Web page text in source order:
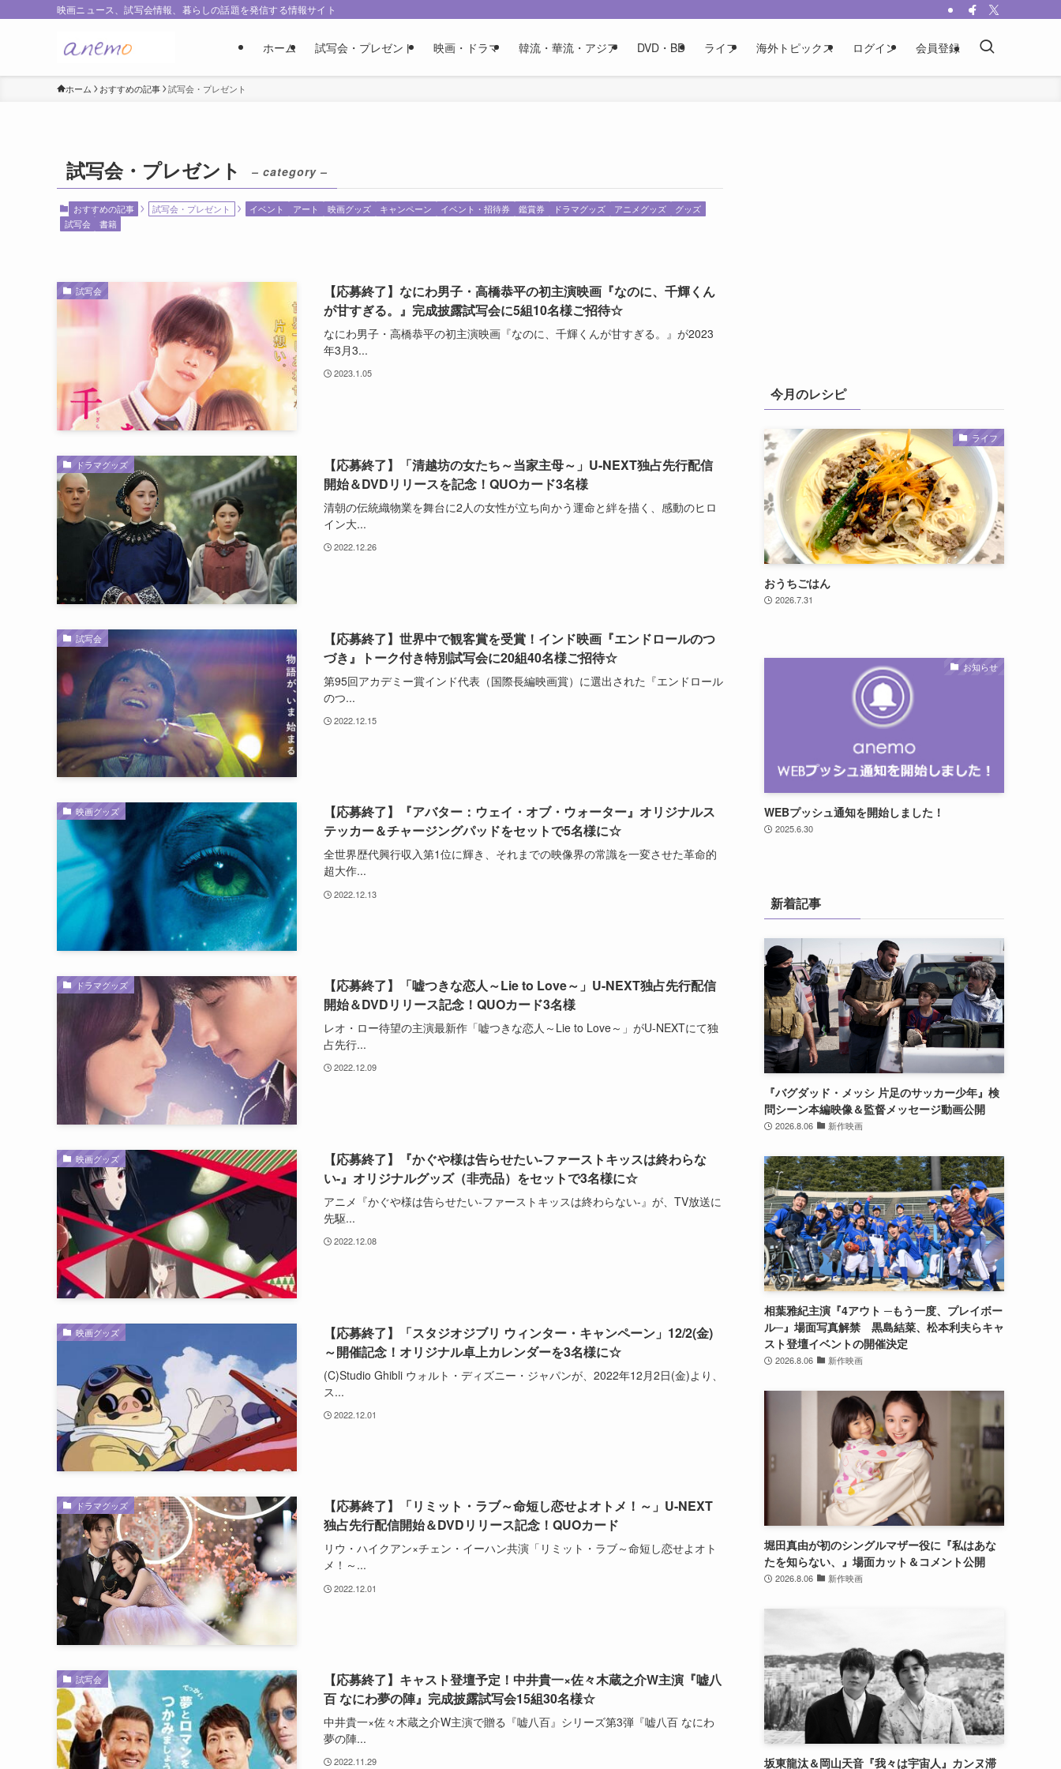
映画ニュース、試写会情報、暮らしの話題を発信する情報サイト
ホーム 試写会・プレゼント 映画・ドラマ 韓流・華流・アジア DVD・BD ライフ 海外トピックス ログイン 会員登録
ホーム おすすめの記事 試写会・プレゼント
試写会・プレゼント – category –
おすすめの記事 試写会・プレゼント イベント アート 映画グッズ キャンペーン イベント・招待券 鑑賞券 ドラマグッズ アニメグッズ
グッズ
試写会
書籍
試写会
【応募終了】なにわ男子・高橋恭平の初主演映画『なのに、千輝くん
が甘すぎる。』完成披露試写会に5組10名様ご招待☆
なにわ男子・高橋恭平の初主演映画『なのに、千輝くんが甘すぎる。』が2023
年3月3...
2023.1.05
ドラマグッズ
【応募終了】「清越坊の女たち～当家主母～」U-NEXT独占先行配信
開始＆DVDリリースを記念！QUOカード3名様
清朝の伝統織物業を舞台に2人の女性が立ち向かう運命と絆を描く、感動のヒロ
イン大...
2022.12.26
試写会
【応募終了】世界中で観客賞を受賞！インド映画『エンドロールのつ
づき』トーク付き特別試写会に20組40名様ご招待☆
第95回アカデミー賞インド代表（国際長編映画賞）に選出された『エンドロール
のつ...
2022.12.15
映画グッズ
【応募終了】『アバター：ウェイ・オブ・ウォーター』オリジナルス
テッカー＆チャージングパッドをセットで5名様に☆
全世界歴代興行収入第1位に輝き、それまでの映像界の常識を一変させた革命的
超大作...
2022.12.13
ドラマグッズ
【応募終了】「嘘つきな恋人～Lie to Love～」U-NEXT独占先行配信
開始＆DVDリリース記念！QUOカード3名様
レオ・ロー待望の主演最新作「嘘つきな恋人～Lie to Love～」がU-NEXTにて独
占先行...
2022.12.09
映画グッズ
【応募終了】『かぐや様は告らせたい-ファーストキッスは終わらな
い-』オリジナルグッズ（非売品）をセットで3名様に☆
アニメ『かぐや様は告らせたい-ファーストキッスは終わらない-』が、TV放送に
先駆...
2022.12.08
映画グッズ
【応募終了】「スタジオジブリ ウィンター・キャンペーン」12/2(金)
～開催記念！オリジナル卓上カレンダーを3名様に☆
(C)Studio Ghibli ウォルト・ディズニー・ジャパンが、2022年12月2日(金)より、
ス...
2022.12.01
ドラマグッズ
【応募終了】「リミット・ラブ～命短し恋せよオトメ！～」U-NEXT
独占先行配信開始＆DVDリリース記念！QUOカード
リウ・ハイクアン×チェン・イーハン共演「リミット・ラブ～命短し恋せよオト
メ！～...
2022.12.01
試写会
【応募終了】キャスト登壇予定！中井貴一×佐々木蔵之介W主演『嘘八
百 なにわ夢の陣』完成披露試写会15組30名様☆
中井貴一×佐々木蔵之介W主演で贈る『嘘八百』シリーズ第3弾『嘘八百 なにわ
夢の陣...
2022.11.29
今月のレシピ
ライフ
おうちごはん
2026.7.31
お知らせ
WEBプッシュ通知を開始しました！
2025.6.30
新着記事
『バグダッド・メッシ 片足のサッカー少年』検
問シーン本編映像＆監督メッセージ動画公開
2026.8.06 新作映画
相葉雅紀主演『4アウト ─もう一度、プレイボー
ル─』場面写真解禁 黒島結菜、松本利夫らキャ
スト登壇イベントの開催決定
2026.8.06 新作映画
堀田真由が初のシングルマザー役に『私はあな
たを知らない、』場面カット＆コメント公開
2026.8.06 新作映画
坂東龍汰＆岡山天音『我々は宇宙人』カンヌ滞